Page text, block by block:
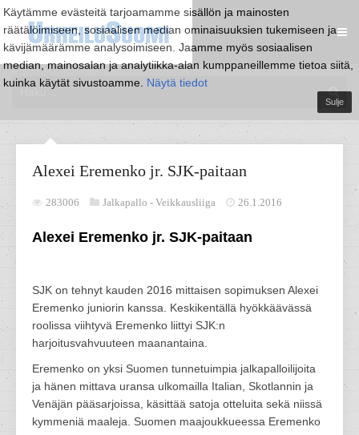
Käytämme evästeitä tarjoamamme sisällön ja mainosten
räätälöimiseen, sosiaalisen median ominaisuuksien tukemiseen ja
kävijämäärämme analysoimiseen. Jaamme myös sosiaalisen
median, mainosalan ja analytiikka-alan kumppaneillemme tietoa siitä,
kuinka käytät sivustoamme. Näytä tiedot
Sulje
Alexei Eremenko jr. SJK-paitaan
283006 Jalkapallo - Veikkausliiga 26.1.2016
Alexei Eremenko jr. SJK-paitaan
SJK on tehnyt kauden 2016 mittaisen sopimuksen Alexei
Eremenko juniorin kanssa. Keskikentällä hyökkäävässä
roolissa viihtyvä Eremenko liittyi SJK:n
harjoitusvahvuuteen maanantaina.
Eremenko on yksi Suomen tunnetuimpia jalkapalloilijoita
ja hänen mittava uransa ulkomailla Italian, Skotlannin ja
Venäjän pääsarjoissa, käsittää satoja otteluita sekä niissä
kymmeniä maaleja. Suomen maajoukkueessa Eremenko